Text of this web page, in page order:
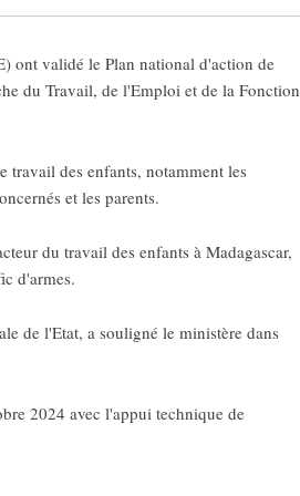
ont validé le Plan national d'action de
du Travail, de l'Emploi et de la Fonction
travail des enfants, notamment les
et les parents.
du travail des enfants à Madagascar,
d'armes.
de l'Etat, a souligné le ministère dans
2024 avec l'appui technique de